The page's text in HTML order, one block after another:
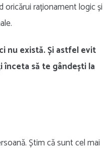
raționament logic și
nu există. Și astfel evit
înceta să te gândești la
Știm că sunt cel mai